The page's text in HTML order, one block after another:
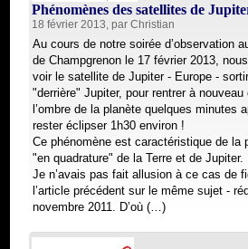
Phénomènes des satellites de
18 février 2013, par Christian
Au cours de notre soirée d’observation
de Champgrenon le 17 février 2013,
voir le satellite de Jupiter - Europe -
"derrière" Jupiter, pour rentrer à nouveau
l’ombre de la planète quelques minutes
rester éclipser 1h30 environ !
Ce phénomène est caractéristique de la
"en quadrature" de la Terre et de Jupiter.
Je n’avais pas fait allusion à ce cas de
l’article précédent sur le même sujet -
novembre 2011. D’où (…)